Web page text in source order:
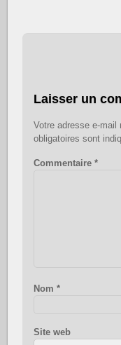
Laisser un
Votre adresse e-mail
obligatoires sont
Commentaire *
Nom *
Site web